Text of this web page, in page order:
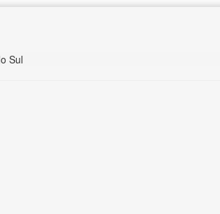
Sul